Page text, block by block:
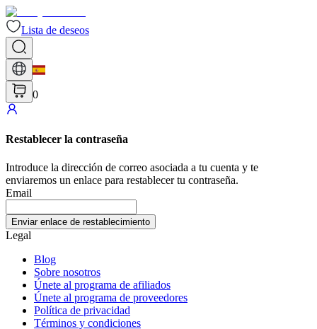
Lista de deseos
0
Restablecer la contraseña
Introduce la dirección de correo asociada a tu cuenta y te
enviaremos un enlace para restablecer tu contraseña.
Email
Enviar enlace de restablecimiento
Legal
Blog
Sobre nosotros
Únete al programa de afiliados
Únete al programa de proveedores
Política de privacidad
Términos y condiciones